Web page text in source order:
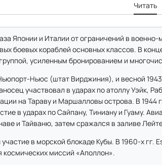
Читать
Японии и Италии от ограничений в
боевых кораблей основных классов. В
усиленным бронированием и
Ньюс (штат Вирджиния), и весной
участвовал в ударах по атоллу Уэйк,
на Тараву и Маршалловы острова. В 1944
в ударах по Сайпану, Тиниану и Гуаму.
и Тайваню, затем сражался в заливе
в морской блокаде Кубы. В 1960-х гг.
космических миссий «Аполлон».